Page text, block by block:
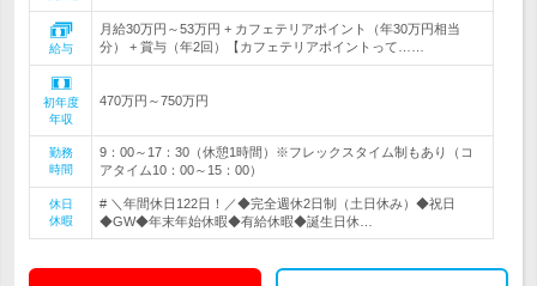
給与
月給30万円～53万円 + カフェテリアポイント（年30万円相当
分） + 賞与（年2回）【カフェテリアポイントって……
初年度
年収
470万円～750万円
勤務
時間
9：00～17：30（休憩1時間）※フレックスタイム制もあり（コ
アタイム10：00～15：00）
休日
休暇
# ＼年間休日122日！／◆完全週休2日制（土日休み）◆祝日
◆GW◆年末年始休暇◆有給休暇◆誕生日休…